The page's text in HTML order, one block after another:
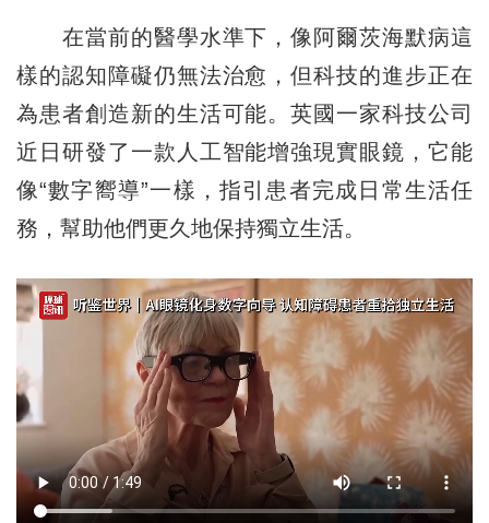
在當前的醫學水準下，像阿爾茨海默病這
樣的認知障礙仍無法治愈，但科技的進步正在
為患者創造新的生活可能。英國一家科技公司
近日研發了一款人工智能增強現實眼鏡，它能
像“數字嚮導”一樣，指引患者完成日常生活任
務，幫助他們更久地保持獨立生活。